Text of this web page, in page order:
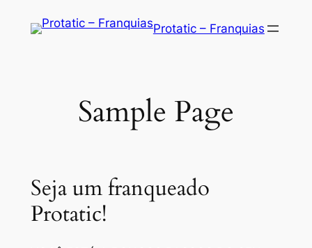
Protatic – Franquias
Sample Page
Seja um franqueado
Protatic!